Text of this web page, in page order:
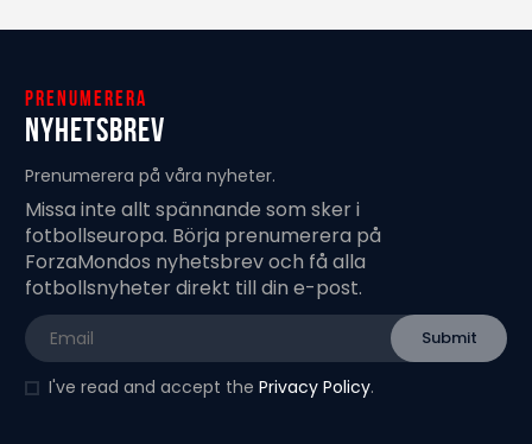
Prenumerera
Nyhetsbrev
Prenumerera på våra nyheter.
Missa inte allt spännande som sker i
fotbollseuropa. Börja prenumerera på
ForzaMondos nyhetsbrev och få alla
fotbollsnyheter direkt till din e-post.
I've read and accept the Privacy Policy.